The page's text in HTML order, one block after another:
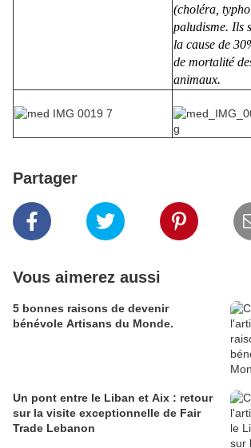
(choléra,
paludisme. Ils
la cause de
de mortalité
animaux.
Partager
Vous aimerez aussi
5 bonnes raisons de devenir
bénévole Artisans du Monde.
Un pont entre le Liban et Aix : retour
sur la visite exceptionnelle de Fair
Trade Lebanon